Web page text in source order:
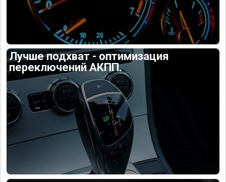
Лучше подхват - оптимизация
переключений АКПП.